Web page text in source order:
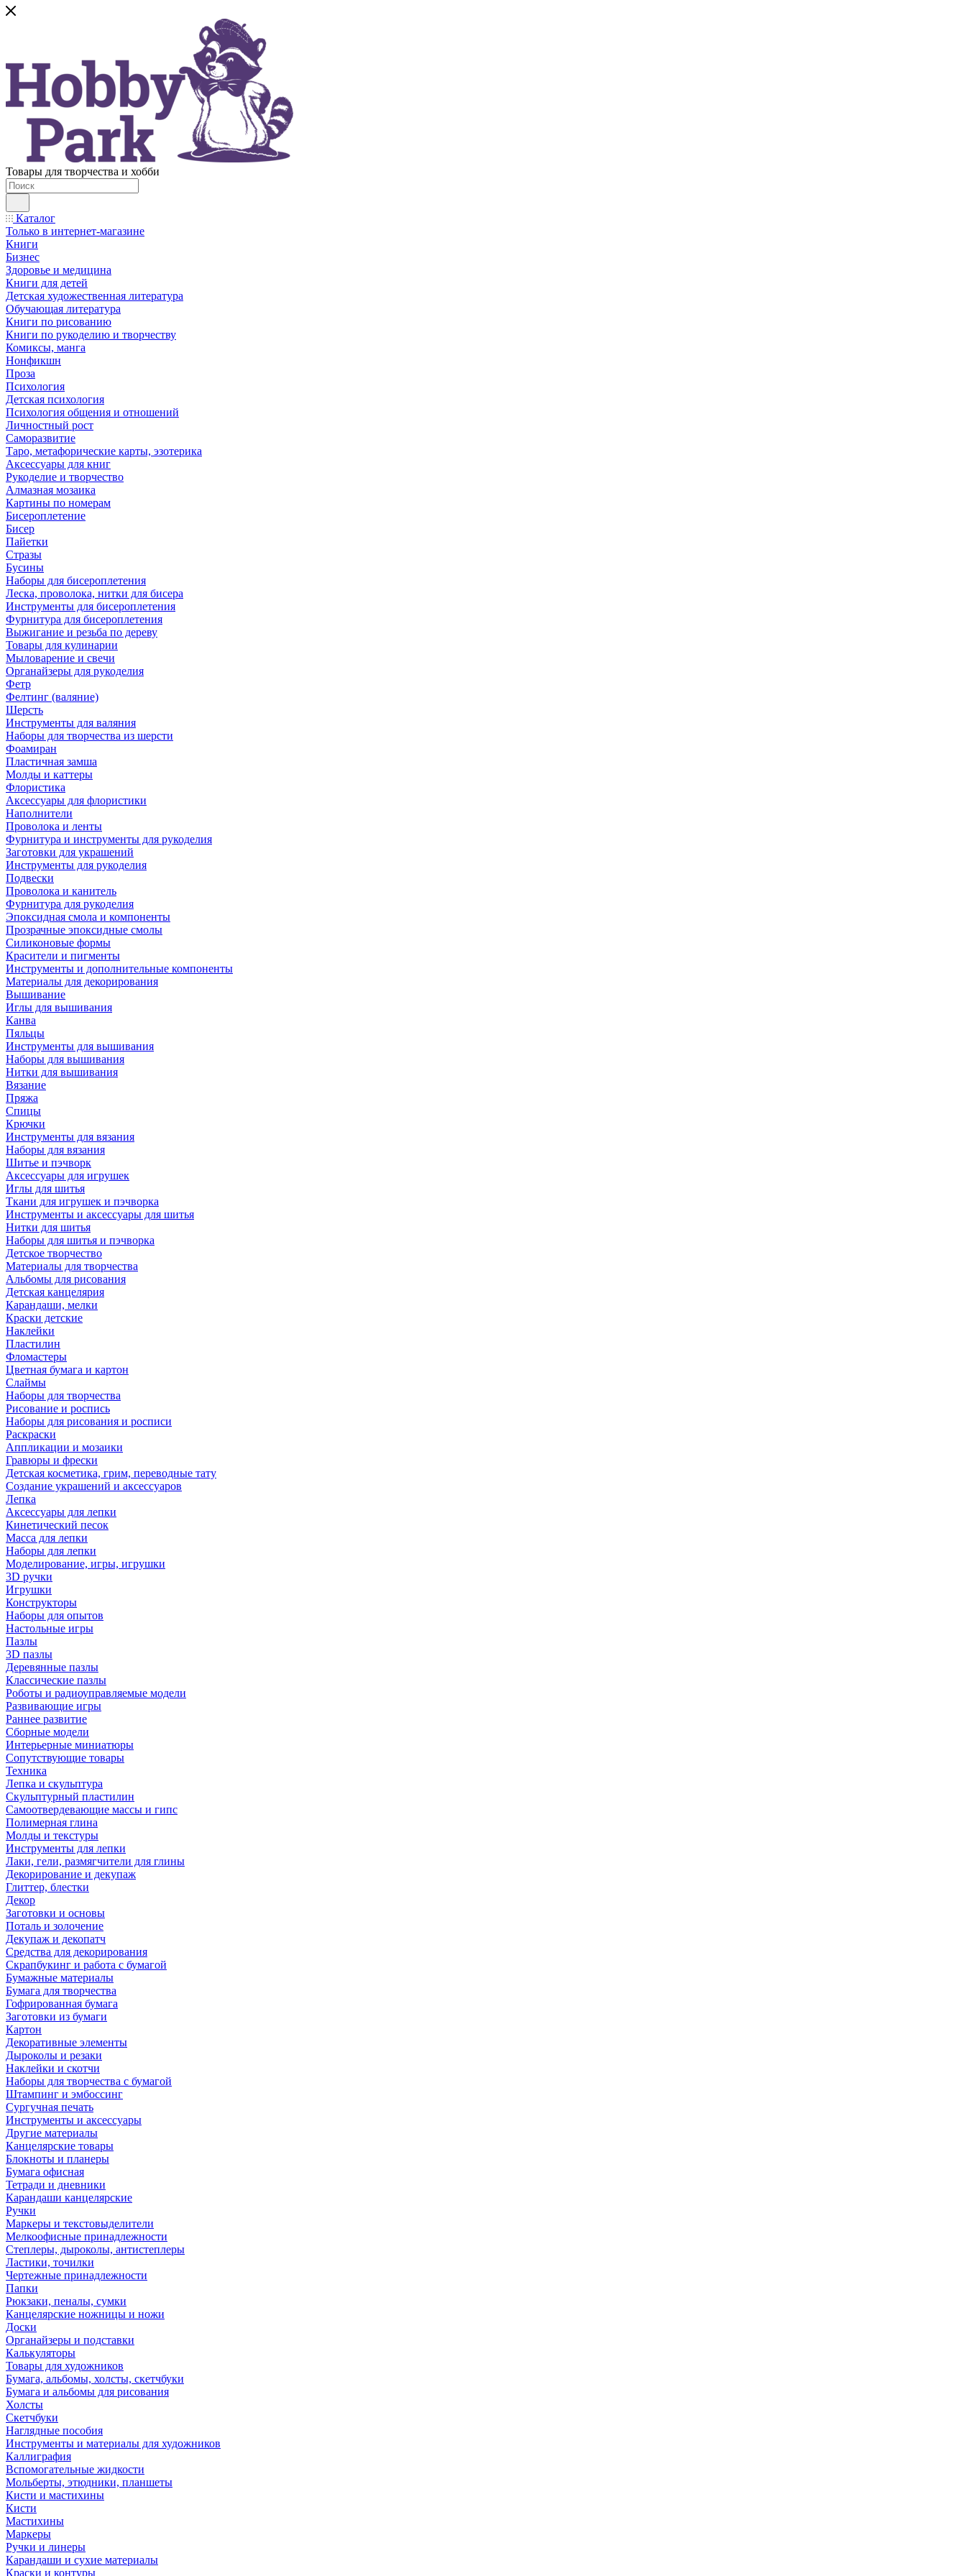
Товары для творчества и хобби
Каталог
Только в интернет-магазине
Книги
Бизнес
Здоровье и медицина
Книги для детей
Детская художественная литература
Обучающая литература
Книги по рисованию
Книги по рукоделию и творчеству
Комиксы, манга
Нонфикшн
Проза
Психология
Детская психология
Психология общения и отношений
Личностный рост
Саморазвитие
Таро, метафорические карты, эзотерика
Аксессуары для книг
Рукоделие и творчество
Алмазная мозаика
Картины по номерам
Бисероплетение
Бисер
Пайетки
Стразы
Бусины
Наборы для бисероплетения
Леска, проволока, нитки для бисера
Инструменты для бисероплетения
Фурнитура для бисероплетения
Выжигание и резьба по дереву
Товары для кулинарии
Мыловарение и свечи
Органайзеры для рукоделия
Фетр
Фелтинг (валяние)
Шерсть
Инструменты для валяния
Наборы для творчества из шерсти
Фоамиран
Пластичная замша
Молды и каттеры
Флористика
Аксессуары для флористики
Наполнители
Проволока и ленты
Фурнитура и инструменты для рукоделия
Заготовки для украшений
Инструменты для рукоделия
Подвески
Проволока и канитель
Фурнитура для рукоделия
Эпоксидная смола и компоненты
Прозрачные эпоксидные смолы
Силиконовые формы
Красители и пигменты
Инструменты и дополнительные компоненты
Материалы для декорирования
Вышивание
Иглы для вышивания
Канва
Пяльцы
Инструменты для вышивания
Наборы для вышивания
Нитки для вышивания
Вязание
Пряжа
Спицы
Крючки
Инструменты для вязания
Наборы для вязания
Шитье и пэчворк
Аксессуары для игрушек
Иглы для шитья
Ткани для игрушек и пэчворка
Инструменты и аксессуары для шитья
Нитки для шитья
Наборы для шитья и пэчворка
Детское творчество
Материалы для творчества
Альбомы для рисования
Детская канцелярия
Карандаши, мелки
Краски детские
Наклейки
Пластилин
Фломастеры
Цветная бумага и картон
Слаймы
Наборы для творчества
Рисование и роспись
Наборы для рисования и росписи
Раскраски
Аппликации и мозаики
Гравюры и фрески
Детская косметика, грим, переводные тату
Создание украшений и аксессуаров
Лепка
Аксессуары для лепки
Кинетический песок
Масса для лепки
Наборы для лепки
Моделирование, игры, игрушки
3D ручки
Игрушки
Конструкторы
Наборы для опытов
Настольные игры
Пазлы
3D пазлы
Деревянные пазлы
Классические пазлы
Роботы и радиоуправляемые модели
Развивающие игры
Раннее развитие
Сборные модели
Интерьерные миниатюры
Сопутствующие товары
Техника
Лепка и скульптура
Скульптурный пластилин
Самоотвердевающие массы и гипс
Полимерная глина
Молды и текстуры
Инструменты для лепки
Лаки, гели, размягчители для глины
Декорирование и декупаж
Глиттер, блестки
Декор
Заготовки и основы
Поталь и золочение
Декупаж и декопатч
Средства для декорирования
Скрапбукинг и работа с бумагой
Бумажные материалы
Бумага для творчества
Гофрированная бумага
Заготовки из бумаги
Картон
Декоративные элементы
Дыроколы и резаки
Наклейки и скотчи
Наборы для творчества с бумагой
Штампинг и эмбоссинг
Сургучная печать
Инструменты и аксессуары
Другие материалы
Канцелярские товары
Блокноты и планеры
Бумага офисная
Тетради и дневники
Карандаши канцелярские
Ручки
Маркеры и текстовыделители
Мелкоофисные принадлежности
Степлеры, дыроколы, антистеплеры
Ластики, точилки
Чертежные принадлежности
Папки
Рюкзаки, пеналы, сумки
Канцелярские ножницы и ножи
Доски
Органайзеры и подставки
Калькуляторы
Товары для художников
Бумага, альбомы, холсты, скетчбуки
Бумага и альбомы для рисования
Холсты
Скетчбуки
Наглядные пособия
Инструменты и материалы для художников
Каллиграфия
Вспомогательные жидкости
Мольберты, этюдники, планшеты
Кисти и мастихины
Кисти
Мастихины
Маркеры
Ручки и линеры
Карандаши и сухие материалы
Краски и контуры